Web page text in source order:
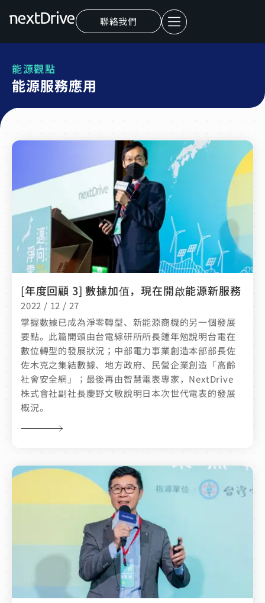
聯絡我們
能源觀點
能源服務應用
[年度回顧 3] 數據加值，現在開啟能源新服務
2022 / 12 / 27
掌握數據已成為淨零轉型、新能源商機的另一個發展
要點。此篇開頭由台電綜研所所長鍾年勉說明台電在
數位轉型的發展狀況；中部電力事業創造本部部長佐
佐木克之集結數據、地方政府、民營企業創造「高齡
社會安全網」；最後再由智慧電表專家，NextDrive
株式會社副社長慶野文敏說明日本次世代電表的發展
概況。